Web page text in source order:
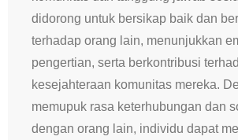
didorong untuk bersikap baik dan
terhadap orang lain, menunjukkan
pengertian, serta berkontribusi
kesejahteraan komunitas mereka.
memupuk rasa keterhubungan dan
dengan orang lain, individu dapat